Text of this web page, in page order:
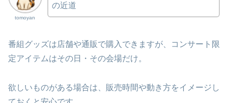
tomoyan
の近道
番組グッズは店舗や通販で購入できますが、コンサート限
定アイテムはその日・その会場だけ。
欲しいものがある場合は、販売時間や動き方をイメージし